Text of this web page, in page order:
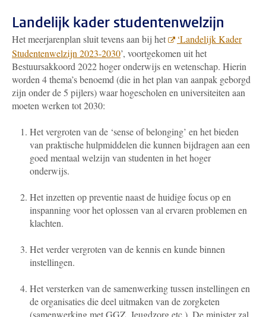
Landelijk kader studentenwelzijn
Het meerjarenplan sluit tevens aan bij het
‘Landelijk Kader
Studentenwelzijn 2023-2030’, voortgekomen uit het
Bestuursakkoord 2022 hoger onderwijs en wetenschap. Hierin
worden 4 thema’s benoemd (die in het plan van aanpak geborgd
zijn onder de 5 pijlers) waar hogescholen en universiteiten aan
moeten werken tot 2030:
Het vergroten van de ‘sense of belonging’ en het bieden
van praktische hulpmiddelen die kunnen bijdragen aan een
goed mentaal welzijn van studenten in het hoger
onderwijs.
Het inzetten op preventie naast de huidige focus op en
inspanning voor het oplossen van al ervaren problemen en
klachten.
Het verder vergroten van de kennis en kunde binnen
instellingen.
Het versterken van de samenwerking tussen instellingen en
de organisaties die deel uitmaken van de zorgketen
(samenwerking met GGZ, Jeugdzorg etc.). De minister zal